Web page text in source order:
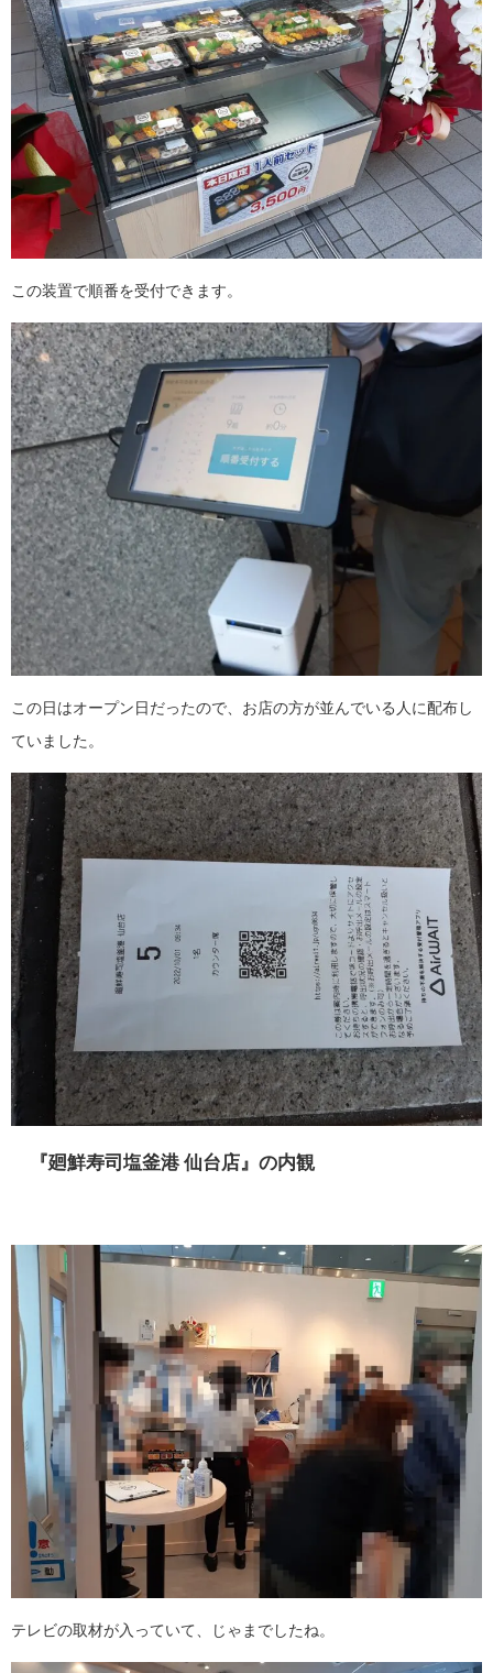
この装置で順番を受付できます。
この日はオープン日だったので、お店の方が並んでいる人に配布し
ていました。
『廻鮮寿司塩釜港 仙台店』の内観
テレビの取材が入っていて、じゃまでしたね。